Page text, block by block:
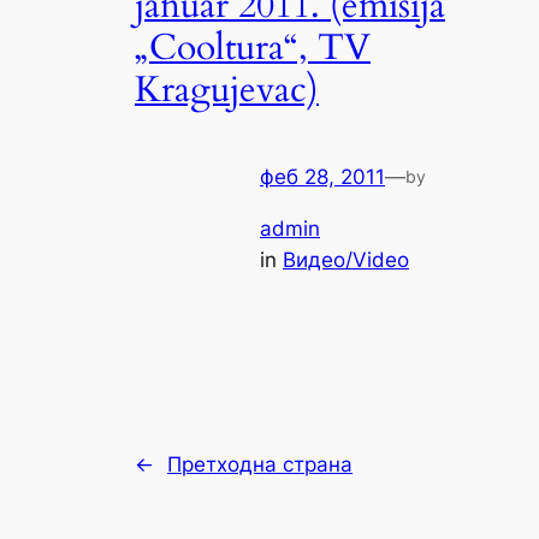
„Cooltura“, TV
Kragujevac)
феб 28, 2011—by
admin
in Видео/Video
← Претходна страна